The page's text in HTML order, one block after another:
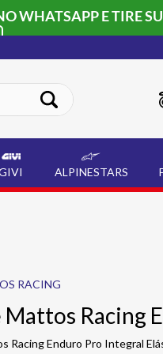
WHATSAPP E TIRE
ALPINESTARS
RACING
Racing
Racing Enduro Pro Integral